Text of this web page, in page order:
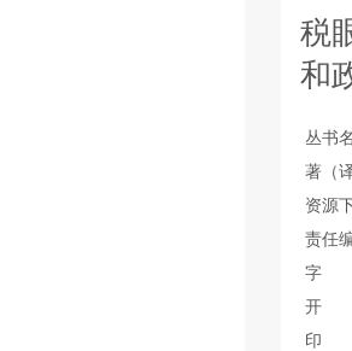
税
和
丛书
著（
资源
责任
字
开
印